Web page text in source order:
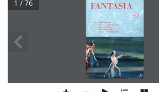
1 / 76